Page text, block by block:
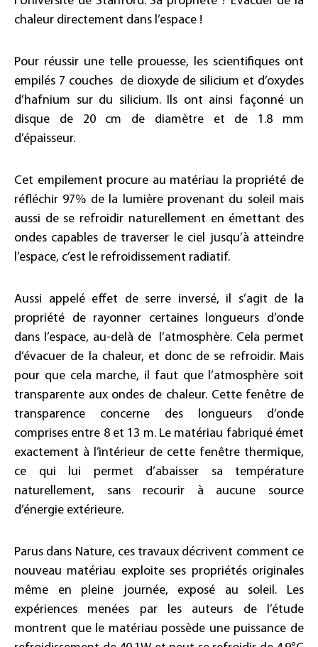
chaleur directement dans l’espace !
Pour réussir une telle prouesse, les scientifiques ont
empilés 7 couches de dioxyde de silicium et d’oxydes
d’hafnium sur du silicium. Ils ont ainsi façonné un
disque de 20 cm de diamètre et de 1.8 mm
d’épaisseur.
Cet empilement procure au matériau la propriété de
réfléchir 97% de la lumière provenant du soleil mais
aussi de se refroidir naturellement en émettant des
ondes capables de traverser le ciel jusqu’à atteindre
l’espace, c’est le refroidissement radiatif.
Aussi appelé effet de serre inversé, il s’agit de la
propriété de rayonner certaines longueurs d’onde
dans l’espace, au-delà de l’atmosphère. Cela permet
d’évacuer de la chaleur, et donc de se refroidir. Mais
pour que cela marche, il faut que l’atmosphère soit
transparente aux ondes de chaleur. Cette fenêtre de
transparence concerne des longueurs d’onde
comprises entre 8 et 13 m. Le matériau fabriqué émet
exactement à l’intérieur de cette fenêtre thermique,
ce qui lui permet d’abaisser sa température
naturellement, sans recourir à aucune source
d’énergie extérieure.
Parus dans Nature, ces travaux décrivent comment ce
nouveau matériau exploite ses propriétés originales
même en pleine journée, exposé au soleil. Les
expériences menées par les auteurs de l’étude
montrent que le matériau possède une puissance de